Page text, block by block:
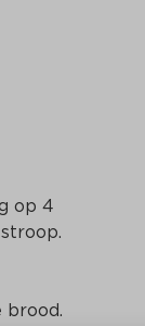
op 4
brood.